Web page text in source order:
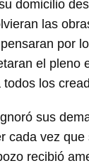
favorito,
SESIÓN
domicilio
las
por
el pleno
todos los
sus
cada vez
recibió